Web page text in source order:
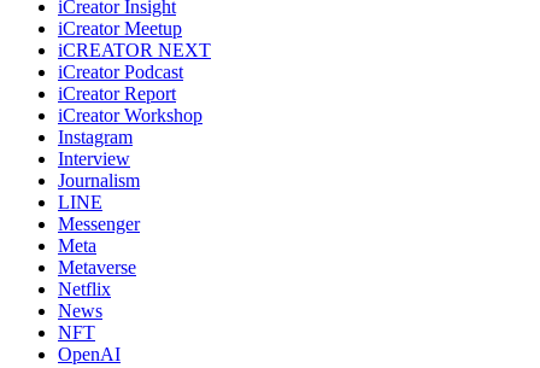
iCreator Insight
iCreator Meetup
iCREATOR NEXT
iCreator Podcast
iCreator Report
iCreator Workshop
Instagram
Interview
Journalism
LINE
Messenger
Meta
Metaverse
Netflix
News
NFT
OpenAI